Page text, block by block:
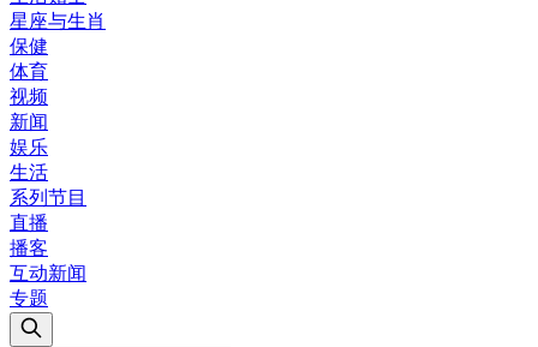
星座与生肖
保健
体育
视频
新闻
娱乐
生活
系列节目
直播
播客
互动新闻
专题